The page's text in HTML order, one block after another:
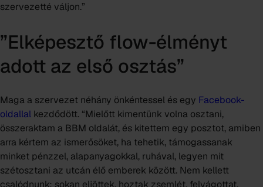
szervezetté váljon.”
”Elképesztő flow-élményt
adott az első osztás”
Maga a szervezet néhány önkéntessel és egy Facebook-
oldallal kezdődött. “Mielőtt kimentünk volna osztani,
összeraktam a BBM oldalát, és kitettem egy posztot, amiben
arra kértem az ismerősöket, ha tehetik, támogassanak
minket pénzzel, alapanyagokkal, ruhával, legyen mit
szétosztani az utcán élő emberek között. Nem kellett